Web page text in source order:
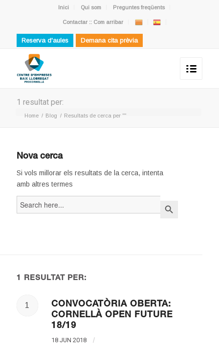
Inici Qui som Preguntes freqüents
Contactar :: Com arribar
Reserva d'aules Demana cita prèvia
1 resultat per:
Home / Blog / Resultats de cerca per ""
Nova cerca
Si vols millorar els resultats de la cerca, intenta
amb altres termes
Search
for:
1 RESULTAT PER:
1
CONVOCATÒRIA OBERTA:
CORNELLÀ OPEN FUTURE
18/19
18 JUN 2018 /